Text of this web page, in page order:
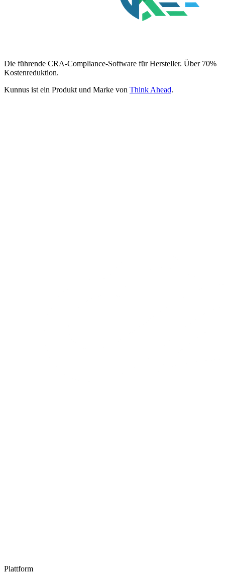
Die führende CRA-Compliance-Software für Hersteller. Über 70%
Kostenreduktion.
Kunnus ist ein Produkt und Marke von Think Ahead.
Plattform